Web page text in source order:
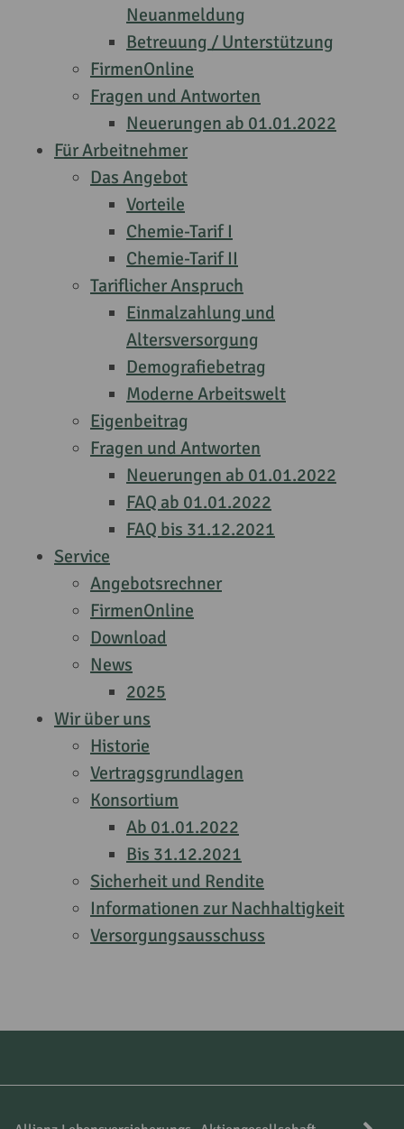
Neuanmeldung
Betreuung / Unterstützung
FirmenOnline
Fragen und Antworten
Neuerungen ab 01.01.2022
Für Arbeitnehmer
Das Angebot
Vorteile
Chemie-Tarif I
Chemie-Tarif II
Tariflicher Anspruch
Einmalzahlung und
Altersversorgung
Demografiebetrag
Moderne Arbeitswelt
Eigenbeitrag
Fragen und Antworten
Neuerungen ab 01.01.2022
FAQ ab 01.01.2022
FAQ bis 31.12.2021
Service
Angebotsrechner
FirmenOnline
Download
News
2025
Wir über uns
Historie
Vertragsgrundlagen
Konsortium
Ab 01.01.2022
Bis 31.12.2021
Sicherheit und Rendite
Informationen zur Nachhaltigkeit
Versorgungsausschuss